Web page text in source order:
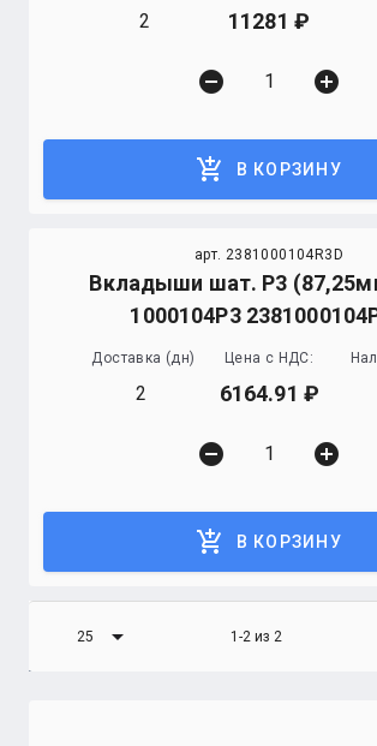
2 11281
remove_circle add_circle
add_shopping_cart В КОРЗИНУ
арт. 2381000104R3D
Вкладыши шат. Р3
1000104Р3
Доставка (дн)
2
Цена с НДС:
6164.91
remove_circle add_circle
add_shopping_cart В КОРЗИНУ
25 arrow_drop_down 1-2 из 2